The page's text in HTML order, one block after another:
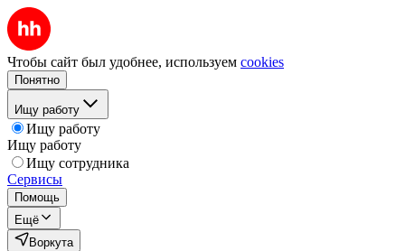
Чтобы сайт был удобнее, используем cookies
Понятно
Ищу работу
Ищу работу
Ищу работу
Ищу сотрудника
Сервисы
Помощь
Ещё
Воркута